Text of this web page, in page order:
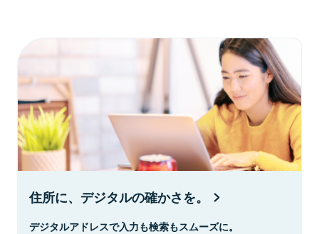
住所に、デジタルの確かさを。
デジタルアドレスで入力も検索もスムーズに。